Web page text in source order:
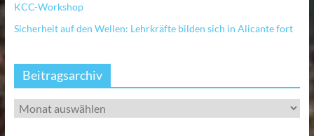
KCC-Workshop
Sicherheit auf den Wellen: Lehrkräfte bilden sich in Alicante fort
Beitragsarchiv